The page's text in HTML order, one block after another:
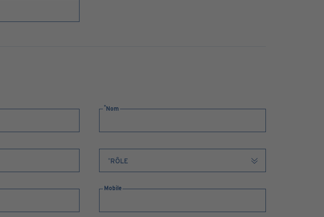
Nom
Mobile